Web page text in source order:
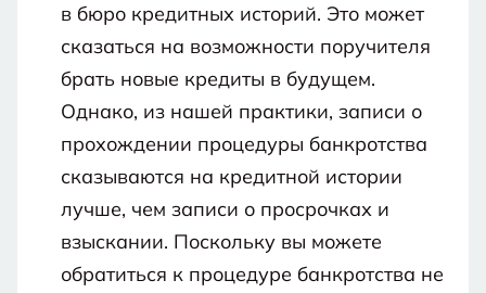
в бюро кредитных историй. Это может
сказаться на возможности поручителя
брать новые кредиты в будущем.
Однако, из нашей практики, записи о
прохождении процедуры банкротства
сказываются на кредитной истории
лучше, чем записи о просрочках и
взыскании. Поскольку вы можете
обратиться к процедуре банкротства не